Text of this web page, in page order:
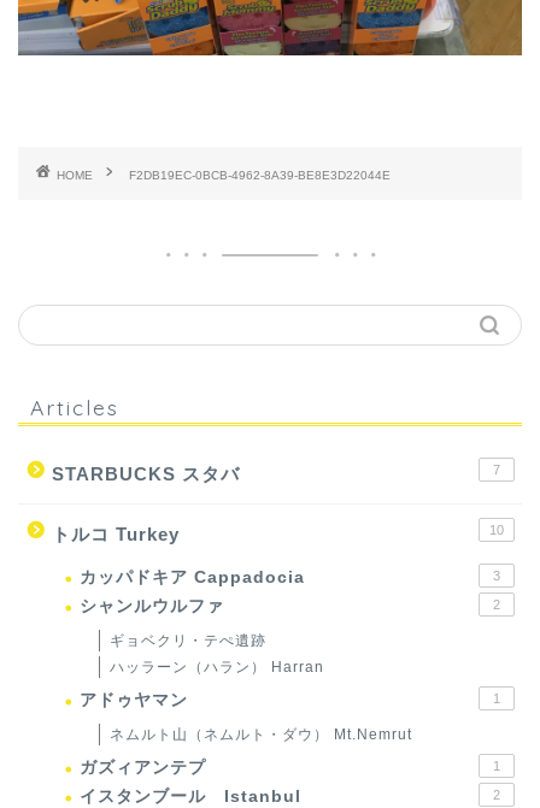
HOME F2DB19EC-0BCB-4962-8A39-BE8E3D22044E
Articles
STARBUCKS スタバ 7
トルコ Turkey 10
カッパドキア Cappadocia 3
シャンルウルファ 2
ギョベクリ・テぺ遺跡
ハッラーン（ハラン） Harran
アドゥヤマン 1
ネムルト山（ネムルト・ダウ） Mt.Nemrut
ガズィアンテプ 1
イスタンブール Istanbul 2